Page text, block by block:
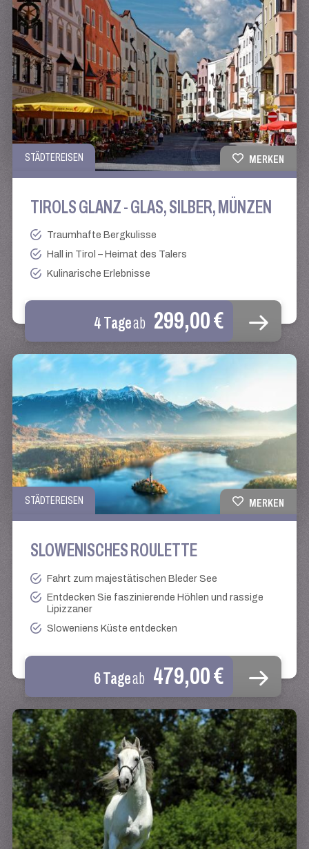
STÄDTEREISEN MERKEN
TIROLS GLANZ - GLAS, SILBER, MÜNZEN
Traumhafte Bergkulisse
Hall in Tirol – Heimat des Talers
Kulinarische Erlebnisse
4 Tageab 299,00 €
STÄDTEREISEN MERKEN
SLOWENISCHES ROULETTE
Fahrt zum majestätischen Bleder See
Entdecken Sie faszinierende Höhlen und rassige
Lipizzaner
Sloweniens Küste entdecken
6 Tageab 479,00 €